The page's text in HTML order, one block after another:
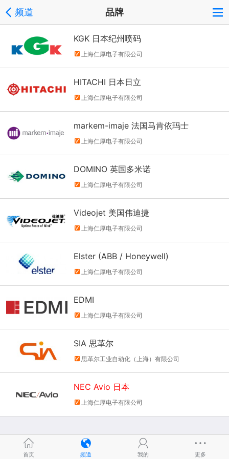
频道 品牌
KGK 日本纪州喷码
上海仁厚电子有限公司
HITACHI 日本日立
上海仁厚电子有限公司
markem-imaje 法国马肯依玛士
上海仁厚电子有限公司
DOMINO 英国多米诺
上海仁厚电子有限公司
Videojet 美国伟迪捷
上海仁厚电子有限公司
Elster (ABB / Honeywell)
上海仁厚电子有限公司
EDMI
上海仁厚电子有限公司
SIA 思革尔
思革尔工业自动化（上海）有限公司
NEC Avio 日本
上海仁厚电子有限公司
首页 频道 我的 更多